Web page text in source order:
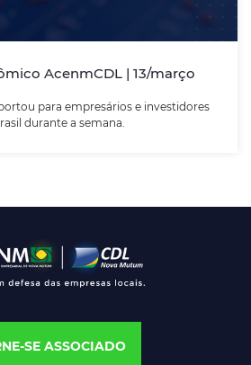
AcenmCDL | 13/março
para empresários e investidores
durante a semana.
LEIA MAIS
SE ASSOCIADO